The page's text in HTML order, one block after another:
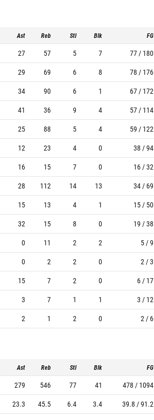
Ast Reb Stl Blk FG
27 57 5 7 77 / 180
29 69 6 8 78 / 176
34 90 6 1 67 / 172
41 36 9 4 57 / 114
25 88 5 4 59 / 122
12 23 4 0 38 / 94
16 15 7 0 16 / 32
28 112 14 13 34 / 69
15 13 4 1 15 / 50
32 15 8 0 19 / 38
0 11 2 2 5 / 9
0 2 2 0 2 / 3
15 7 2 0 6 / 17
3 7 1 1 3 / 12
2 1 2 0 2 / 6
Ast Reb Stl Blk FG
279 546 77 41 478 / 1094
23.3 45.5 6.4 3.4 39.8 / 91.2